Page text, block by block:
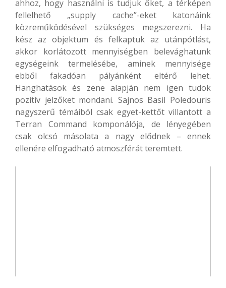
ahhoz, hogy használni is tudjuk őket, a térképen
fellelhető „supply cache”-eket katonáink
közreműködésével szükséges megszerezni. Ha
kész az objektum és felkaptuk az utánpótlást,
akkor korlátozott mennyiségben belevághatunk
egységeink termelésébe, aminek mennyisége
ebből fakadóan pályánként eltérő lehet.
Hanghatások és zene alapján nem igen tudok
pozitív jelzőket mondani. Sajnos Basil Poledouris
nagyszerű témáiból csak egyet-kettőt villantott a
Terran Command komponálója, de lényegében
csak olcsó másolata a nagy elődnek – ennek
ellenére elfogadható atmoszférát teremtett.